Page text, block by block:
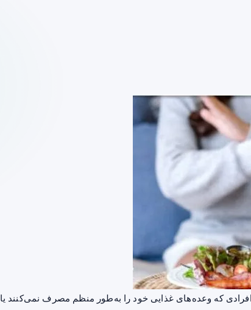
که وعده‌های غذایی خود را به‌طور منظم مصرف نمی‌کنند یا